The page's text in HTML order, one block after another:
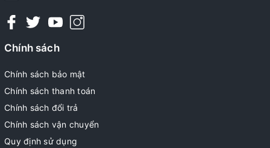
Chính sách
Chính sách bảo mật
Chính sách thanh toán
Chính sách đổi trả
Chính sách vận chuyển
Quy định sử dụng